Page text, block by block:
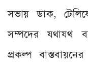
সভায় ডাক,
সম্পদের যথাযথ
প্রকল্প